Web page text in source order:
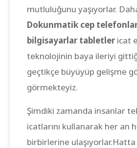
mutluluğunu yaşıyorlar.
Dokunmatik cep
bilgisayarlar tabletler icat
teknolojinin baya ileriyi
geçtikçe büyüyüp gelişme
görmekteyiz.
Şimdiki zamanda insanlar
icatlarını kullanarak her an
birbirlerine